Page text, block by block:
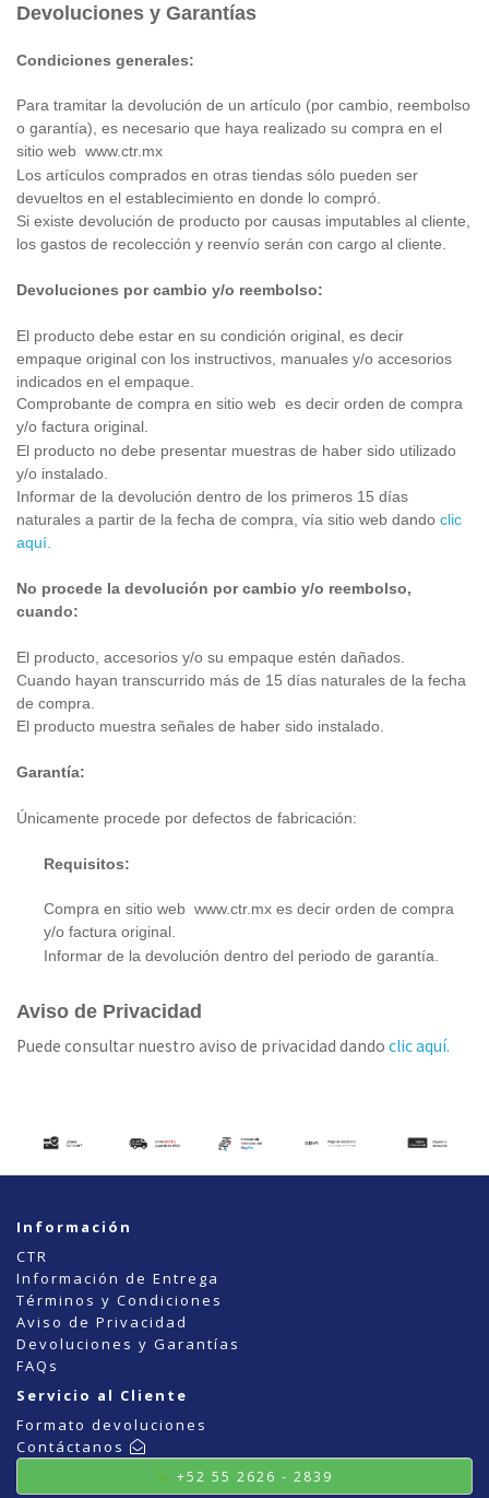
Devoluciones y Garantías
Condiciones generales:
Para tramitar la devolución de un artículo (por cambio, reembolso
o garantía), es necesario que haya realizado su compra en el
sitio web www.ctr.mx
Los artículos comprados en otras tiendas sólo pueden ser
devueltos en el establecimiento en donde lo compró.
Si existe devolución de producto por causas imputables al cliente,
los gastos de recolección y reenvío serán con cargo al cliente.
Devoluciones por cambio y/o reembolso:
El producto debe estar en su condición original, es decir
empaque original con los instructivos, manuales y/o accesorios
indicados en el empaque.
Comprobante de compra en sitio web es decir orden de compra
y/o factura original.
El producto no debe presentar muestras de haber sido utilizado
y/o instalado.
Informar de la devolución dentro de los primeros 15 días
naturales a partir de la fecha de compra, vía sitio web dando clic
aquí.
No procede la devolución por cambio y/o reembolso,
cuando:
El producto, accesorios y/o su empaque estén dañados.
Cuando hayan transcurrido más de 15 días naturales de la fecha
de compra.
El producto muestra señales de haber sido instalado.
Garantía:
Únicamente procede por defectos de fabricación:
Requisitos:
Compra en sitio web www.ctr.mx es decir orden de compra
y/o factura original.
Informar de la devolución dentro del periodo de garantía.
Aviso de Privacidad
Puede consultar nuestro aviso de privacidad dando clic aquí.
Información
CTR
Información de Entrega
Términos y Condiciones
Aviso de Privacidad
Devoluciones y Garantías
FAQs
Servicio al Cliente
Formato devoluciones
Contáctanos
+52 55 2626 - 2839